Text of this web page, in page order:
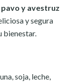
pavo y avestruz
y segura
bienestar.
soja, leche,